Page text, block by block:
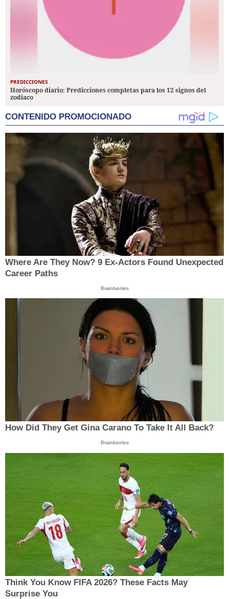
PREDICCIONES
Horóscopo diario: Predicciones completas para los 12 signos del
zodiaco
CONTENIDO PROMOCIONADO
Where Are They Now? 9 Ex-Actors Found Unexpected
Career Paths
Brainberries
How Did They Get Gina Carano To Take It All Back?
Brainberries
Think You Know FIFA 2026? These Facts May
Surprise You